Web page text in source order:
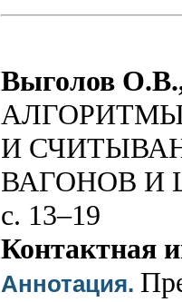
Выголов
И
ВАГОНОВ И
с. 13–19
Контактная
Аннотация.